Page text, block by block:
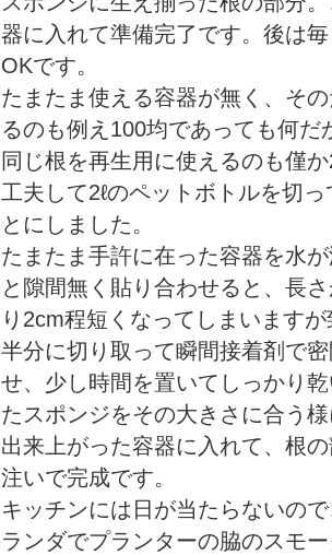
器に入れて準備完了です。後は
OKです。
たまたま使える容器が無く、そ
るのも例え100均であっても何だ
同じ根を再生用に使えるのも僅
工夫して2ℓのペットボトルを切
とにしました。
たまたま手許に在った容器を水
と隙間無く貼り合わせると、長
り2cm程短くなってしまいます
半分に切り取って瞬間接着剤で
せ、少し時間を置いてしっかり
たスポンジをその大きさに合う
出来上がった容器に入れて、根
注いで完成です。
キッチンには日が当たらないの
ランダでプランターの脇のスモ